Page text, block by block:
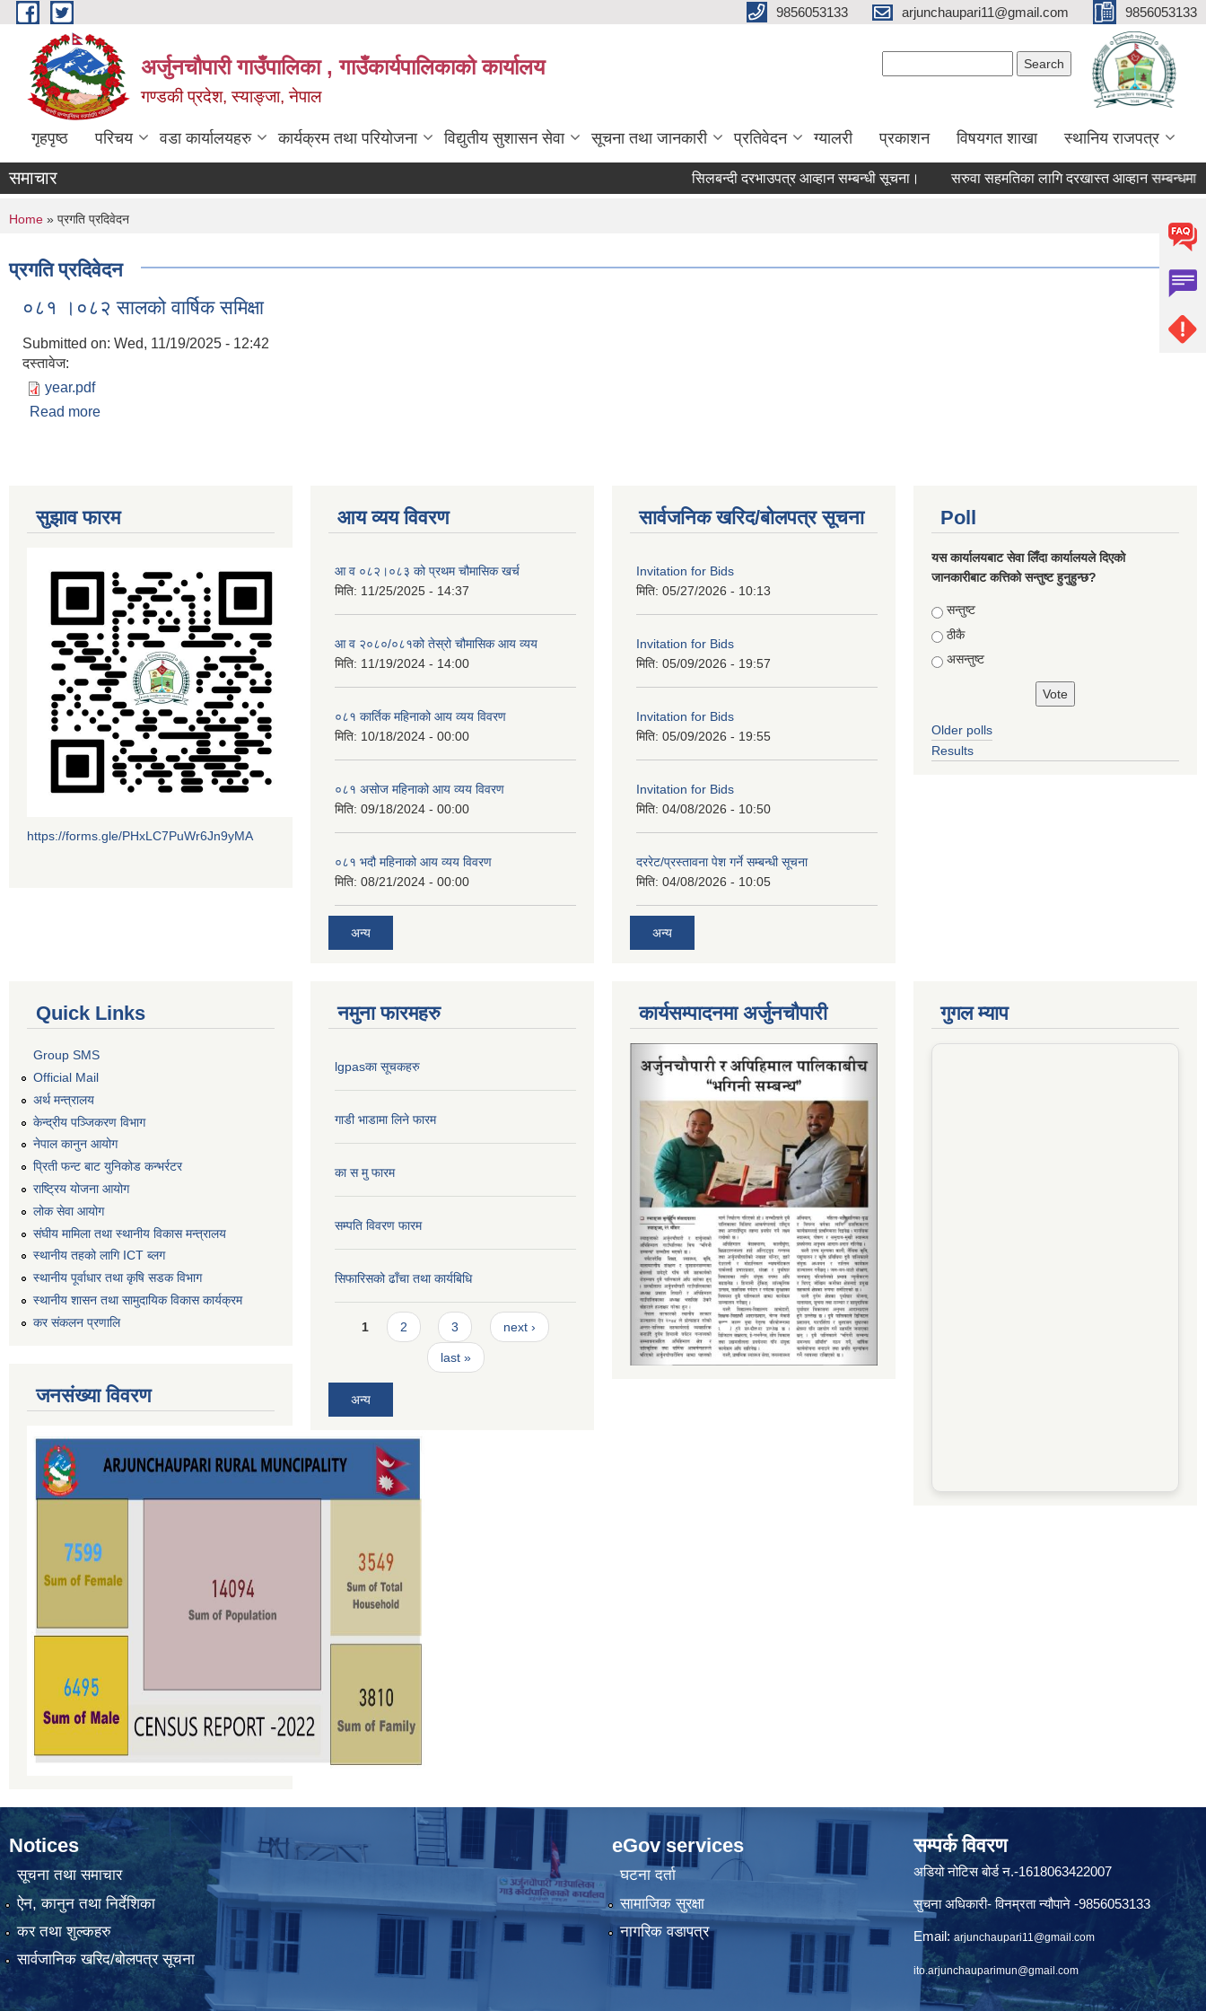
Skip to main content 9856053133 arjunchaupari11@gmail.com 9856053133
अर्जुनचौपारी गाउँपालिका , गाउँकार्यपालिकाको कार्यालय
गण्डकी प्रदेश, स्याङ्जा, नेपाल
गृहपृष्ठ परिचय वडा कार्यालयहरु कार्यक्रम तथा परियोजना विद्युतीय सुशासन सेवा सूचना तथा जानकारी प्रतिवेदन ग्यालरी प्रकाशन विषयगत शाखा स्थानिय राजपत्र
समाचार सिलबन्दी दरभाउपत्र आव्हान सम्बन्धी सूचना। सरुवा सहमतिका लागि दरखास्त आव्हान सम्बन्धमा
You are here
Home » प्रगति प्रदिवेदन
प्रगति प्रदिवेदन
०८१ ।०८२ सालको वार्षिक समिक्षा
Submitted on: Wed, 11/19/2025 - 12:42
दस्तावेज:
year.pdf
Read more
सुझाव फारम
https://forms.gle/PHxLC7PuWr6Jn9yMA
आय व्यय विवरण
आ व ०८२।०८३ को प्रथम चौमासिक खर्च
मिति: 11/25/2025 - 14:37
आ व २०८०/०८१को तेस्रो चौमासिक आय व्यय
मिति: 11/19/2024 - 14:00
०८१ कार्तिक महिनाको आय व्यय विवरण
मिति: 10/18/2024 - 00:00
०८१ असोज महिनाको आय व्यय विवरण
मिति: 09/18/2024 - 00:00
०८१ भदौ महिनाको आय व्यय विवरण
मिति: 08/21/2024 - 00:00
अन्य
सार्वजनिक खरिद/बोलपत्र सूचना
Invitation for Bids
मिति: 05/27/2026 - 10:13
Invitation for Bids
मिति: 05/09/2026 - 19:57
Invitation for Bids
मिति: 05/09/2026 - 19:55
Invitation for Bids
मिति: 04/08/2026 - 10:50
दररेट/प्रस्तावना पेश गर्ने सम्बन्धी सूचना
मिति: 04/08/2026 - 10:05
अन्य
Poll
यस कार्यालयबाट सेवा लिँदा कार्यालयले दिएको
जानकारीबाट कत्तिको सन्तुष्ट हुनुहुन्छ?
Choices
सन्तुष्ट
ठीकै
असन्तुष्ट
Older polls
Results
Quick Links
Group SMS
Official Mail
अर्थ मन्त्रालय
केन्द्रीय पञ्जिकरण विभाग
नेपाल कानुन आयोग
प्रिती फन्ट बाट युनिकोड कन्भर्रटर
राष्ट्रिय योजना आयोग
लोक सेवा आयोग
संघीय मामिला तथा स्थानीय विकास मन्त्रालय
स्थानीय तहको लागि ICT ब्लग
स्थानीय पूर्वाधार तथा कृषि सडक विभाग
स्थानीय शासन तथा सामुदायिक विकास कार्यक्रम
कर स‌ंकलन प्रणालि
जनसंख्या विवरण
नमुना फारमहरु
lgpasका सूचकहरु
गाडी भाडामा लिने फारम
का स मु फारम
सम्पति विवरण फारम
सिफारिसको ढाँचा तथा कार्यबिधि
Pages
1 2 3 next ›
last »
अन्य
कार्यसम्पादनमा अर्जुनचौपारी गुगल म्याप
Notices
सूचना तथा समाचार
ऐन, कानुन तथा निर्देशिका
कर तथा शुल्कहरु
सार्वजानिक खरिद/बोलपत्र सूचना
eGov services
घटना दर्ता
सामाजिक सुरक्षा
नागरिक वडापत्र
सम्पर्क विवरण
अडियो नोटिस बोर्ड न.-1618063422007
सुचना अधिकारी- विनम्रता न्यौपाने -9856053133
Email: arjunchaupari11@gmail.com
ito.arjunchauparimun@gmail.com